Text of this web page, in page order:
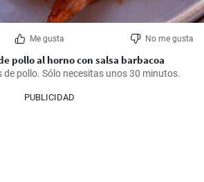
Me gusta No me gusta
pollo al horno con salsa barbacoa
de pollo. Sólo necesitas unos 30 minutos.
PUBLICIDAD